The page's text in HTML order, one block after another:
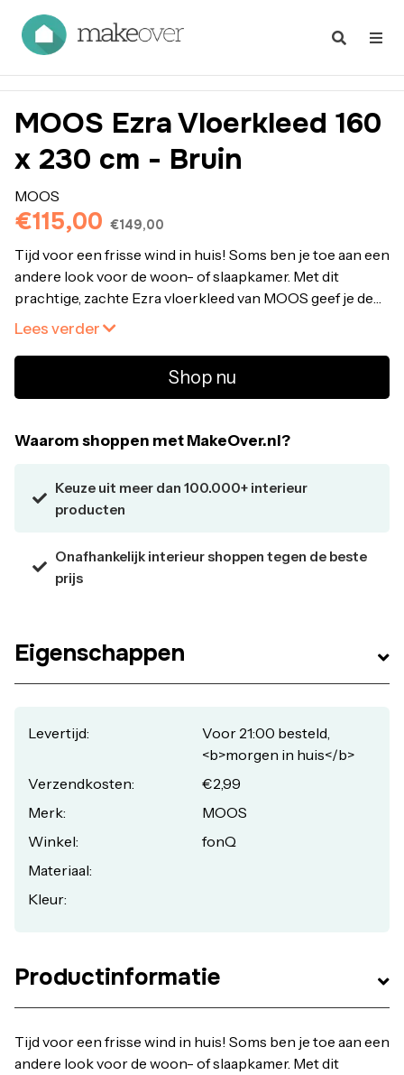
MOOS Ezra Vloerkleed 160
x 230 cm - Bruin
MOOS
€115,00 €149,00
Tijd voor een frisse wind in huis! Soms ben je toe aan een
andere look voor de woon- of slaapkamer. Met dit
prachtige, zachte Ezra vloerkleed van MOOS geef je de
hele kamer warmte en sfeer. Door zijn speelse print valt
x 230 cm - Bruin online bij fonQ. Alle MOOS
Vloerkleden uit voorraad leverbaar. Voor 21:00 besteld,
Lees verder
Shop nu
Waarom shoppen met MakeOver.nl?
Keuze uit meer dan 100.000+ interieur
producten
Onafhankelijk interieur shoppen tegen de beste
prijs
Eigenschappen
Levertijd:
Voor 21:00 besteld,
<b>morgen in huis</b>
Verzendkosten:
€2,99
Merk:
MOOS
Winkel:
fonQ
Materiaal:
Kleur:
Productinformatie
Tijd voor een frisse wind in huis! Soms ben je toe aan een
andere look voor de woon- of slaapkamer. Met dit